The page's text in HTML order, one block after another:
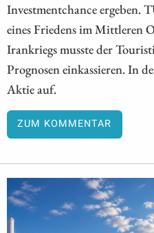
Investmentchance ergeben.
eines Friedens im Mittleren
Irankriegs musste der
Prognosen einkassieren. In
Aktie auf.
ZUM KOMMENTAR